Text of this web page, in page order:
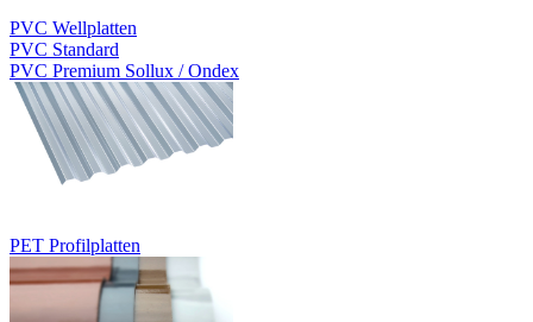
PVC Wellplatten
PVC Standard
PVC Premium Sollux / Ondex
PET Profilplatten